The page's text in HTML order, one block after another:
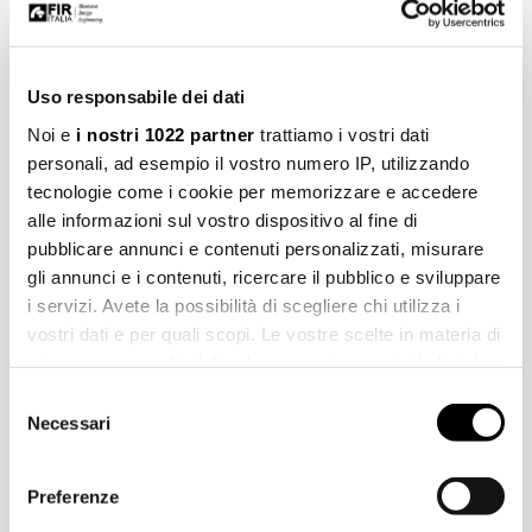
Uso responsabile dei dati
Noi e i nostri 1022 partner trattiamo i vostri dati
personali, ad esempio il vostro numero IP, utilizzando
tecnologie come i cookie per memorizzare e accedere
alle informazioni sul vostro dispositivo al fine di
pubblicare annunci e contenuti personalizzati, misurare
gli annunci e i contenuti, ricercare il pubblico e sviluppare
i servizi. Avete la possibilità di scegliere chi utilizza i
vostri dati e per quali scopi. Le vostre scelte in materia di
modificare o revocare il proprio consenso in qualsiasi
momento dalla Dichiarazione sui cookie o facendo clic
delNecessari
Preferenze
Informazioni aggiuntive
Manutenzione
Installazione
Marchi, immagini, disegni tecnici, testi ed ulteriori contenuti di questo
documento sono di esclusiva proprietà di Fir Italia S.p.A.© e sono
fraudolenta, l'ulteriore elaborazione o ulteriori utilizzi con media
elettronici, sia per l'utilizzo privato che per quello commerciale, sono
S.p.A.